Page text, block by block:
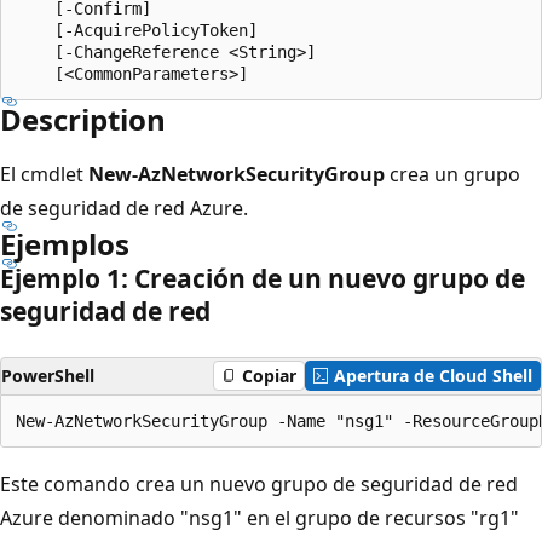
    [-Confirm]
    [-AcquirePolicyToken]
    [-ChangeReference <String>]
Description
El cmdlet New-AzNetworkSecurityGroupcrea un grupo
de seguridad de red Azure.
Ejemplos
Ejemplo 1: Creación de un nuevo grupo de
seguridad de red
PowerShell Copiar Apertura de Cloud Shell
Este comando crea un nuevo grupo de seguridad de red
Azure denominado "nsg1" en el grupo de recursos "rg1"